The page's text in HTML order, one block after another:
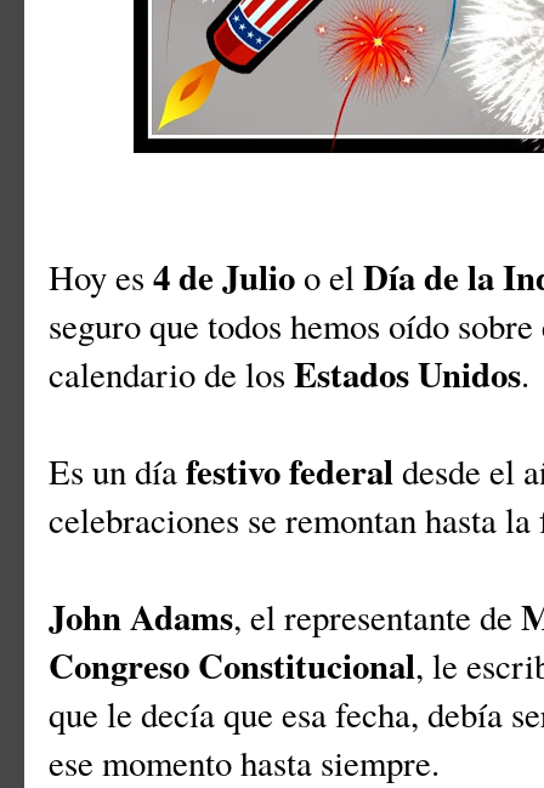
Hoy es 4 de Julioo elDía de la
seguro que todos hemos oído
calendario de los Estados Unidos.
Es un díafestivo federaldesde el
celebraciones se remontan hasta
John Adams, el representante de
Congreso Constitucional, le
que le decía que esa fecha, debía
ese momento hasta siempre.